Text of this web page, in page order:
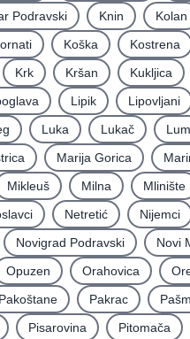
Podravski Knin Kolan
Koška Kostrena
Krk Kršan Kukljica
Lipik Lipovljani
Luka Lukač
Marija Gorica
Mikleuš Milna Mlinište
Netretić Nijemci
Novigrad Podravski Novi
Opuzen Orahovica
Pakoštane Pakrac
Pisarovina Pitomača